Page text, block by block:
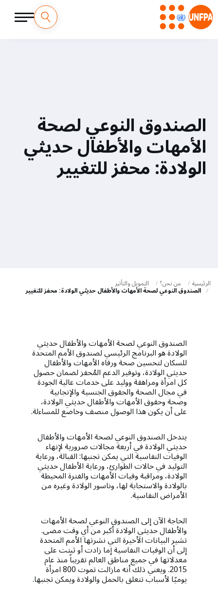
o
الصندوق النوعي لصحة
الأمهات والأطفال حديثي
الولادة: محفز للتغيير
الرئيسية من نحن؟ التمويل والتأثير
الصندوق النوعي لصحة الأمهات والأطفال حديثي الولادة: محفز للتغيير
الصندوق النوعي لصحة الأمهات والأطفال حديثي
الولادة هو البرنامج الرئيسي لصندوق الأمم المتحدة
للسكان لتحسين صحة ورفاه الأمهات والأطفال
حديثي الولادة، وتوفير الدعم المُحفز لضمان حصول
كل امرأة ومراهقة ووليد على خدمات عالية الجودة
في مجال الصحة والحقوق الجنسية والإنجابية
وصحة وحقوق الأمهات والأطفال حديثي الولادة،
على أن يكون هذا الوصول منصف وخاضع للمساءلة.
يتدخل الصندوق النوعي لصحة الأمهات والأطفال
حديثي الولادة في أربعة مجالات ضرورية لإنهاء
الوفيات النفاسية التي يمكن تجنبها: القبالة، ورعاية
التوليد في حالات الطوارئ، ورعاية الأطفال حديثي
الولادة، ومراقبة وفيات الأمهات والفترة المحيطة
بالولادة والاستجابة لها، وناسور الولادة وغيره من
الأمراض النفاسية.
الحاجة الآن إلى الصندوق النوعي لصحة الأمهات
والأطفال حديثي الولادة أكبر من أي وقت مضى.
تشير البيانات الأخيرة التي نشرتها الأمم المتحدة
إلى أن الوفيات النفاسية إما زادت أو ثبتت على
معدلاتها في جميع مناطق العالم تقريباً منذ عام
2015. ويعني ذلك أنه مازالت تموت 800 امرأة
يوميًا لأسباب تتعلق بالحمل والولادة ويمكن تجنبها.